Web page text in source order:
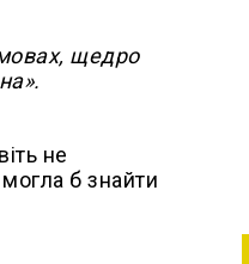
щедро
не
б знайти